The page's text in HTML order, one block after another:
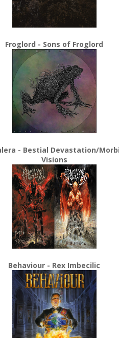
Froglord - Sons of Froglord
- Bestial Devastation/
Visions
Behaviour - Rex Imbecilic